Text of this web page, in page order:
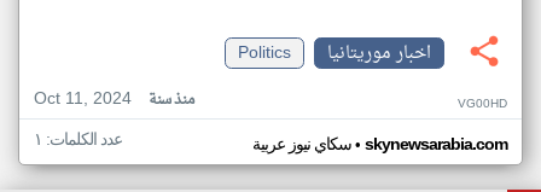
اخبار موريتانيا
Politics
Oct 11, 2024
منذ سنة VG00HD
سكاي نيوز عربية• skynewsarabia.com عدد الكلمات: ١